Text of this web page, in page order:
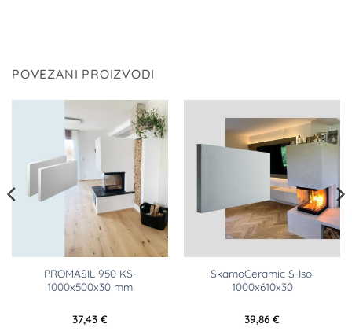
POVEZANI PROIZVODI
PROMASIL 950 KS-
1000x500x30 mm
37,43 €
SkamoCeramic S-Isol
1000x610x30
39,86 €